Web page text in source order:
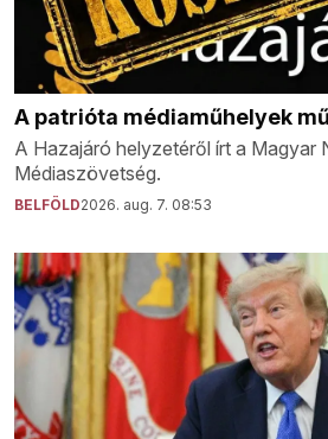
A patrióta médiaműhelyek
A Hazajáró helyzetéről írt a Magyar
Médiaszövetség.
BELFÖLD2026. aug. 7. 08:53